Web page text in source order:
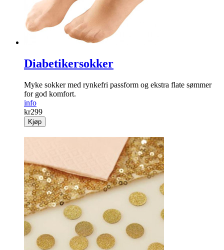
Diabetikersokker
Myke sokker med rynke­fri passform og ekstra flate sømmer
for god komfort.
info
kr299
Kjøp